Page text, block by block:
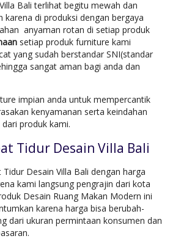
Bali terlihat begitu mewah dan
karena di produksi dengan bergaya
anyaman rotan di setiap produk
setiap produk furniture kami
yang sudah berstandar SNI(standar
sangat aman bagi anda dan
impian anda untuk mempercantik
kenyamanan serta keindahan
produk kami.
Tidur Desain Villa Bali
Desain Villa Bali dengan harga
kami langsung pengrajin dari kota
Desain Ruang Makan Modern ini
karena harga bisa berubah-
dari ukuran permintaan konsumen dan